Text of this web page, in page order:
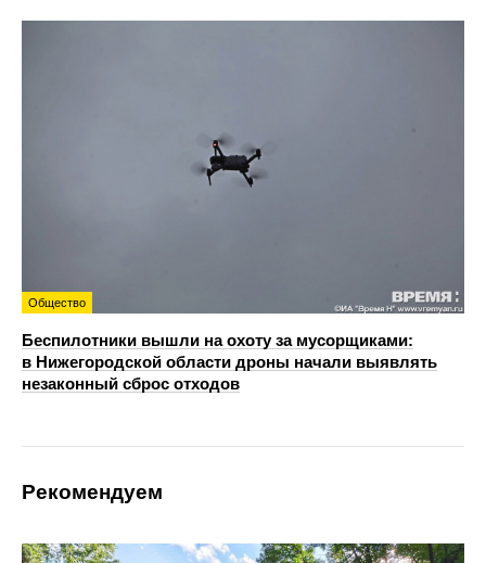
Общество
Беспилотники вышли на охоту за мусорщиками:
в Нижегородской области дроны начали выявлять
незаконный сброс отходов
Рекомендуем